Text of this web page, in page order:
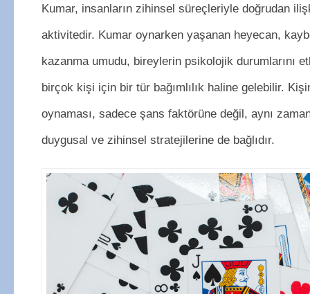
Kumar, insanların zihinsel süreçleriyle doğrudan
aktivitedir. Kumar oynarken yaşanan heyecan,
kazanma umudu, bireylerin psikolojik durumlarını
birçok kişi için bir tür bağımlılık haline gelebilir.
oynaması, sadece şans faktörüne değil, aynı
duygusal ve zihinsel stratejilerine de bağlıdır.